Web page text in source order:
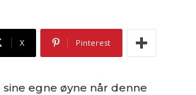
X Pinterest
egne øyne når denne